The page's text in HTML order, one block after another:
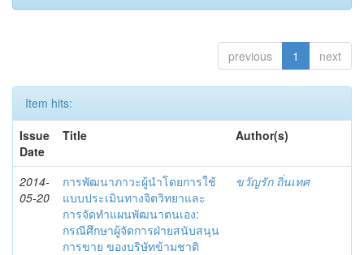
previous 1 next
Item hits:
Issue
Date
Title Author(s)
2014-
05-20
การพัฒนาภาวะผู้นำโดยการใช้
แบบประเมินทางจิตวิทยาและ
การจัดทำแผนพัฒนาตนเอง:
กรณีศึกษาผู้จัดการฝ่ายสนับสนุน
การขาย ของบริษัทข้ามชาติ
ขวัญรัก ถิ่นเทศ